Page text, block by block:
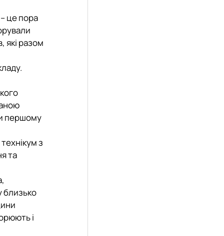
це пора
які разом
першому
з
та
близько
і